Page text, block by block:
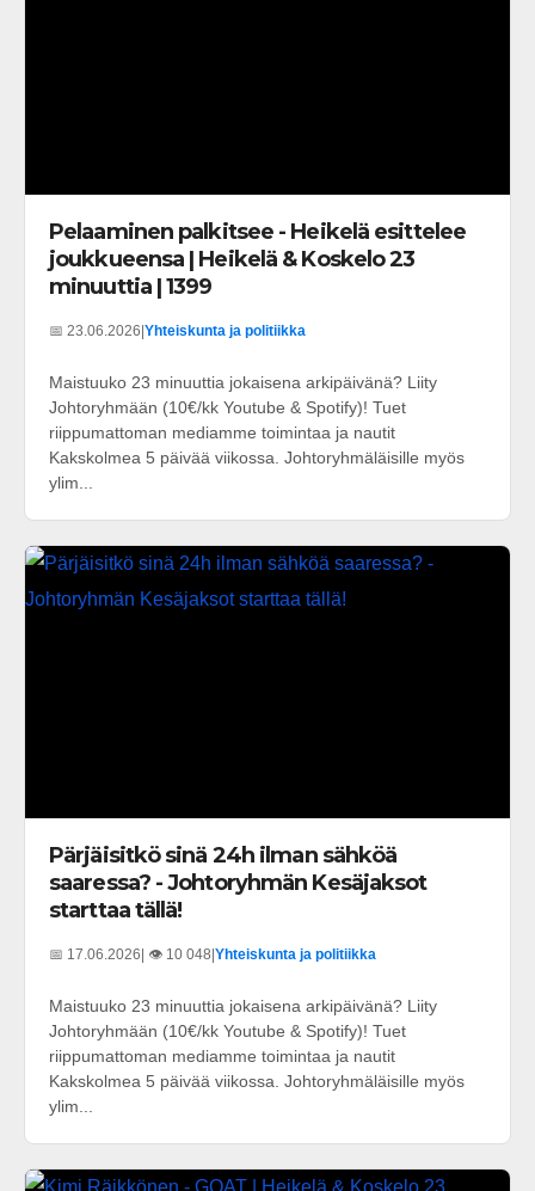
Pelaaminen palkitsee - Heikelä esittelee
joukkueensa | Heikelä & Koskelo 23
minuuttia | 1399
📅 23.06.2026 Yhteiskunta ja politiikka
Maistuuko 23 minuuttia jokaisena arkipäivänä? Liity
Johtoryhmään (10€/kk Youtube & Spotify)! Tuet
riippumattoman mediamme toimintaa ja nautit
Kakskolmea 5 päivää viikossa. Johtoryhmäläisille myös
ylim...
Pärjäisitkö sinä 24h ilman sähköä
saaressa? - Johtoryhmän Kesäjaksot
starttaa tällä!
📅 17.06.2026 | 👁️ 10 048 Yhteiskunta ja politiikka
Maistuuko 23 minuuttia jokaisena arkipäivänä? Liity
Johtoryhmään (10€/kk Youtube & Spotify)! Tuet
riippumattoman mediamme toimintaa ja nautit
Kakskolmea 5 päivää viikossa. Johtoryhmäläisille myös
ylim...